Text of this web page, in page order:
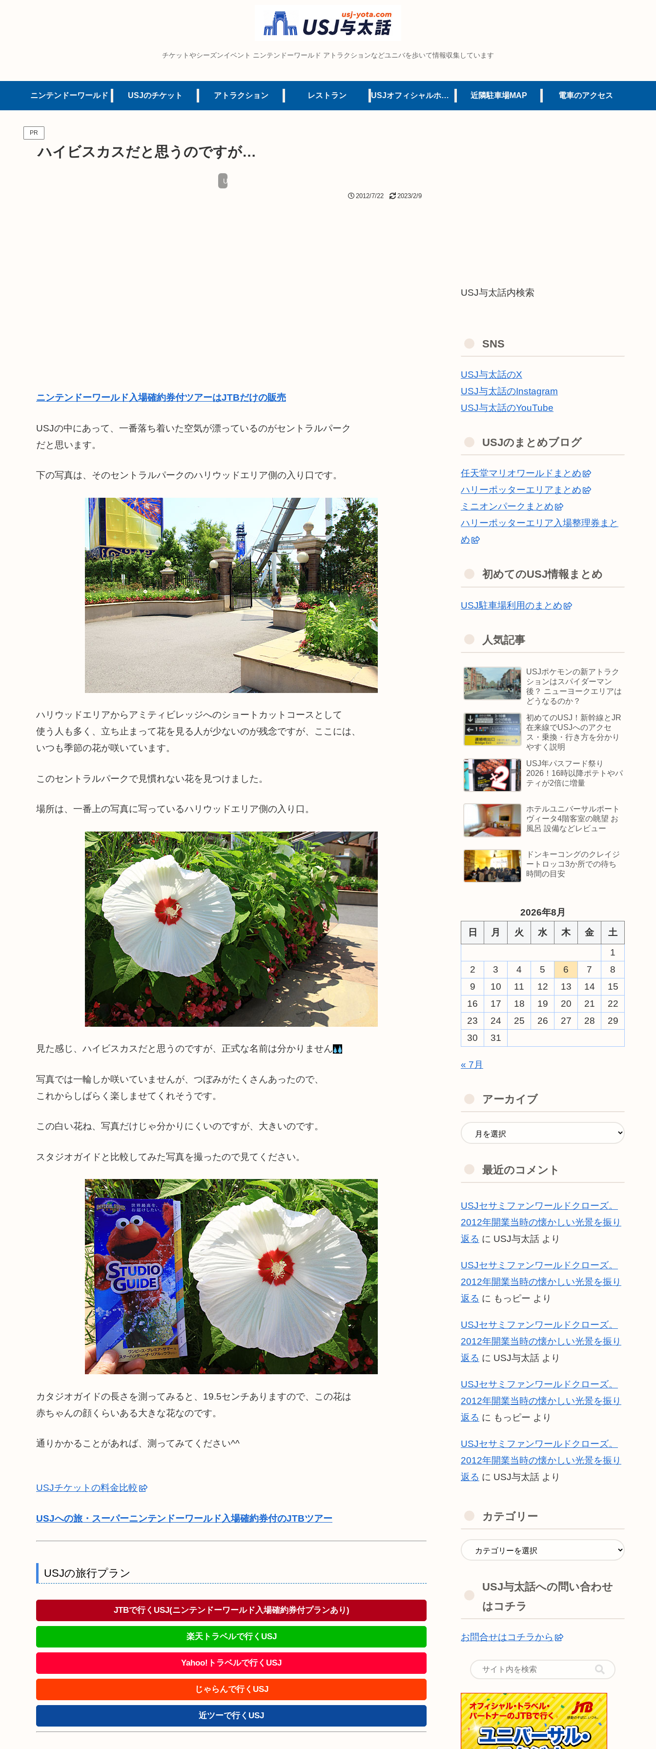
チケットやシーズンイベント ニンテンドーワールド アトラクションなどユニバを歩いて情報収集しています
ニンテンドーワールド USJのチケット アトラクション レストラン USJオフィシャルホテル 近隣駐車場MAP 電車のアクセス
PR
ハイビスカスだと思うのですが…
USJ 夏
2012/7/22 2023/2/9
ニンテンドーワールド入場確約券付ツアーはJTBだけの販売
USJの中にあって、一番落ち着いた空気が漂っているのがセントラルパーク
だと思います。
下の写真は、そのセントラルパークのハリウッドエリア側の入り口です。
ハリウッドエリアからアミティビレッジへのショートカットコースとして
使う人も多く、立ち止まって花を見る人が少ないのが残念ですが、ここには、
いつも季節の花が咲いています。
このセントラルパークで見慣れない花を見つけました。
場所は、一番上の写真に写っているハリウッドエリア側の入り口。
見た感じ、ハイビスカスだと思うのですが、正式な名前は分かりません
写真では一輪しか咲いていませんが、つぼみがたくさんあったので、
これからしばらく楽しませてくれそうです。
この白い花ね、写真だけじゃ分かりにくいのですが、大きいのです。
スタジオガイドと比較してみた写真を撮ったので見てください。
カタジオガイドの長さを測ってみると、19.5センチありますので、この花は
赤ちゃんの顔くらいある大きな花なのです。
通りかかることがあれば、測ってみてください^^
USJチケットの料金比較
USJへの旅・スーパーニンテンドーワールド入場確約券付のJTBツアー
USJの旅行プラン
JTBで行くUSJ(ニンテンドーワールド入場確約券付プランあり)
楽天トラベルで行くUSJ
Yahoo!トラベルで行くUSJ
じゃらんで行くUSJ
近ツーで行くUSJ
USJ与太話内検索
SNS
USJ与太話のX
USJ与太話のInstagram
USJ与太話のYouTube
USJのまとめブログ
任天堂マリオワールドまとめ
ハリーポッターエリアまとめ
ミニオンパークまとめ
ハリーポッターエリア入場整理券まと
め
初めてのUSJ情報まとめ
USJ駐車場利用のまとめ
人気記事
USJポケモンの新アトラク
ションはスパイダーマン
後？ ニューヨークエリアは
どうなるのか？
初めてのUSJ！新幹線とJR
在来線でUSJへのアクセ
ス・乗換・行き方を分かり
やすく説明
USJ年パスフード祭り
2026！16時以降ポテトやパ
ティが2倍に増量
ホテルユニバーサルポート
ヴィータ4階客室の眺望 お
風呂 設備などレビュー
ドンキーコングのクレイジ
ートロッコ3か所での待ち
時間の目安
2026年8月
日
月 火 水 木 金
土
1
2
3 4 5 6 7
8
9
10 11 12 13 14
15
16
17 18 19 20 21
22
23
24 25 26 27 28
29
30
31
« 7月
アーカイブ
最近のコメント
USJセサミファンワールドクローズ。
2012年開業当時の懐かしい光景を振り
返る に USJ与太話 より
USJセサミファンワールドクローズ。
2012年開業当時の懐かしい光景を振り
返る に もっピー より
USJセサミファンワールドクローズ。
2012年開業当時の懐かしい光景を振り
返る に USJ与太話 より
USJセサミファンワールドクローズ。
2012年開業当時の懐かしい光景を振り
返る に もっピー より
USJセサミファンワールドクローズ。
2012年開業当時の懐かしい光景を振り
返る に USJ与太話 より
カテゴリー
USJ与太話への問い合わせ
はコチラ
お問合せはコチラから